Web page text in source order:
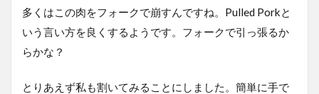
多くはこの肉をフォークで崩すんですね。Pulled Porkと
いう言い方を良くするようです。フォークで引っ張るか
らかな？
とりあえず私も割いてみることにしました。簡単に手で